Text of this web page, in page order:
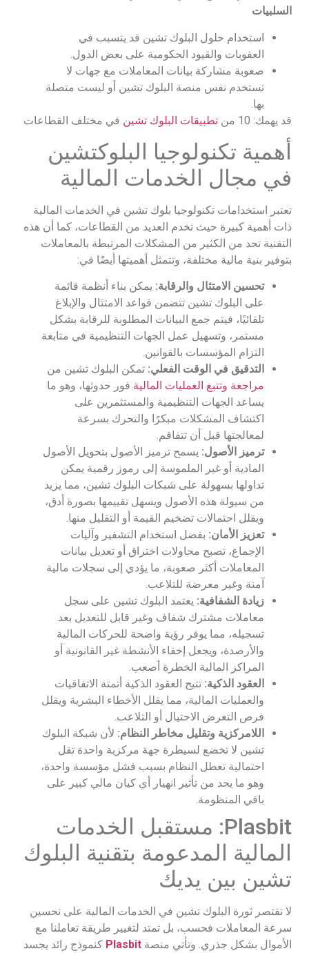
السلبيات
استخدام حلول البلوك تشين قد يتسبب في
العقوبات والقيود الحكومية على بعض الدول.
صعوبة مشاركة بيانات المعاملات مع جهات لا
تستخدم نفس منصة البلوك تشين أو ليست متصلة
بها.
قد يهمك: 10 من
تطبيقات البلوك تشين في مختلف القطاعات
أهمية تكنولوجيا البلوكتشين
في مجال الخدمات المالية
تعتبر استخدامات تكنولوجيا بلوك تشين في الخدمات المالية
ذات أهمية كبيرة حيث تخدم العديد من القطاعات، كما أن هذه
التقنية تحد من الكثير من المشكلات المرتبطة بالمعاملات
بتوفير بنية مالية مختلفة، وتتمثل أهميتها أيضًا في:
تحسين الامتثال والرقابة: يمكن بناء أنظمة قائمة
على البلوك تشين تتضمن قواعد الامتثال والإبلاغ
تلقائيًا، فيتم جمع البيانات المطلوبة للرقابة بشكل
مستمر، وتسهيل عمل الجهات التنظيمية في متابعة
التزام المؤسسات بالقوانين.
التدقيق في الوقت الفعلي: تمكن البلوك تشين من
مراجعة وتتبع العمليات المالية فور حدوثها، وهو ما
يساعد الجهات التنظيمية والمستثمرين على
اكتشاف المشكلات مبكرًا والتحرك بسرعة
لمعالجتها قبل أن تتفاقم.
ترميز الأصول: يسمح ترميز الأصول بتحويل الأصول
المادية أو غير الملموسة إلى رموز رقمية يمكن
تداولها بسهولة على شبكات البلوك تشين، مما يزيد
من سيولة هذه الأصول ويسهل تقييمها بصورة أدق،
ويقلل احتمالات تضخيم القيمة أو التقليل منها.
تعزيز الأمان: بفضل استخدام التشفير وآليات
الإجماع، تصبح محاولات اختراق أو تعديل بيانات
المعاملات أكثر صعوبة، ما يؤدي إلى سجلات مالية
آمنة وغير معرضة للتلاعب.
زيادة الشفافية: يعتمد البلوك تشين على سجل
معاملات مشترك شفاف وغير قابل للتعديل بعد
تسجيله، مما يوفر رؤية واضحة للحركات المالية
والأرصدة، ويجعل إخفاء الأنشطة غير القانونية أو
المراكز المالية الخطرة أصعب.
العقود الذكية: تتيح العقود الذكية أتمتة الاتفاقيات
والعمليات المالية، مما يقلل الأخطاء البشرية ويقلل
فرص التعرض الاحتيال أو التلاعب.
اللامركزية وتقليل مخاطر النظام: لأن شبكة البلوك
تشين لا تخضع لسيطرة جهة مركزية واحدة تقل
احتمالية تعطل النظام بسبب فشل مؤسسة واحدة،
وهو ما يحد من تأثير انهيار أي كيان مالي كبير على
باقي المنظومة.
Plasbit: مستقبل الخدمات
المالية المدعومة بتقنية البلوك
تشين بين يديك
لا تقتصر ثورة البلوك تشين في الخدمات المالية على تحسين
سرعة المعاملات فحسب، بل تمتد لتغيير طريقة تعاملنا مع
الأموال بشكل جذري. وتأتي منصة Plasbit كنموذج رائد يجسد